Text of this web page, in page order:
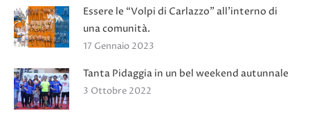
Essere le “Volpi di Carlazzo” all’interno di
una comunità.
17 Gennaio 2023
Tanta Pidaggia in un bel weekend autunnale
3 Ottobre 2022